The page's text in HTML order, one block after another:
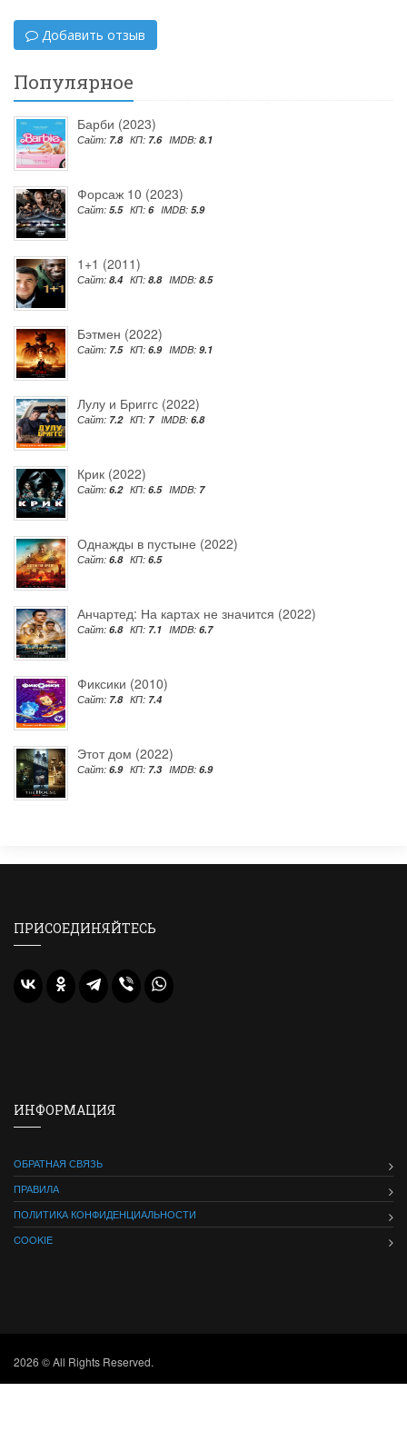
Добавить отзыв
Популярное
Барби (2023)
Сайт: 7.8 КП: 7.6 IMDB: 8.1
Форсаж 10 (2023)
Сайт: 5.5 КП: 6 IMDB: 5.9
1+1 (2011)
Сайт: 8.4 КП: 8.8 IMDB: 8.5
Бэтмен (2022)
Сайт: 7.5 КП: 6.9 IMDB: 9.1
Лулу и Бриггс (2022)
Сайт: 7.2 КП: 7 IMDB: 6.8
Крик (2022)
Сайт: 6.2 КП: 6.5 IMDB: 7
Однажды в пустыне (2022)
Сайт: 6.8 КП: 6.5
Анчартед: На картах не значится (2022)
Сайт: 6.8 КП: 7.1 IMDB: 6.7
Фиксики (2010)
Сайт: 7.8 КП: 7.4
Этот дом (2022)
Сайт: 6.9 КП: 7.3 IMDB: 6.9
ПРИСОЕДИНЯЙТЕСЬ
ИНФОРМАЦИЯ
ОБРАТНАЯ СВЯЗЬ
ПРАВИЛА
ПОЛИТИКА КОНФИДЕНЦИАЛЬНОСТИ
COOKIE
2026 © All Rights Reserved.